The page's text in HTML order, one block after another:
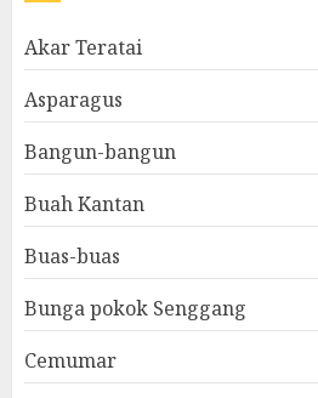
Akar Teratai
Asparagus
Bangun-bangun
Buah Kantan
Buas-buas
Bunga pokok Senggang
Cemumar